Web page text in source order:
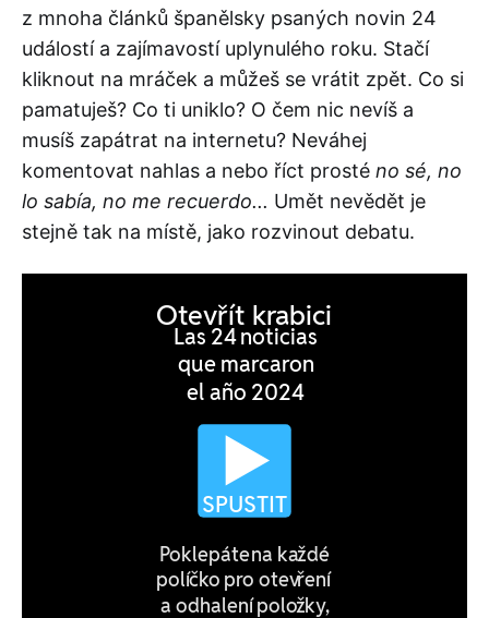
z mnoha článků španělsky psaných novin 24
událostí a zajímavostí uplynulého roku. Stačí
kliknout na mráček a můžeš se vrátit zpět. Co si
pamatuješ? Co ti uniklo? O čem nic nevíš a
musíš zapátrat na internetu? Neváhej
komentovat nahlas a nebo říct prosté no sé, no
lo sabía, no me recuerdo... Umět nevědět je
stejně tak na místě, jako rozvinout debatu.